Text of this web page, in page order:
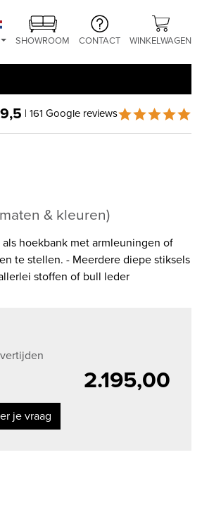
SHOWROOM CONTACT WINKELWAGEN
9,5 | 161 Google reviews
& kleuren)
hoekbank met armleuningen of
te stellen. - Meerdere diepe stiksels
stoffen of bull leder
2.195,00
je vraag